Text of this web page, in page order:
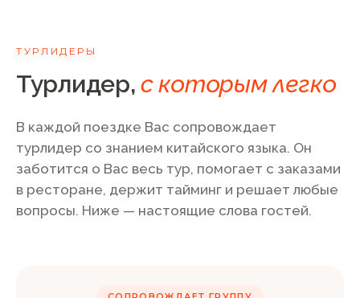
ТУРЛИДЕРЫ
Турлидер, с которым легко
В каждой поездке Вас сопровождает
турлидер со знанием китайского языка. Он
заботится о Вас весь тур, помогает с заказами
в ресторане, держит тайминг и решает любые
вопросы. Ниже — настоящие слова гостей.